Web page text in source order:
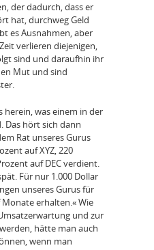
der dadurch, dass er
hat, durchweg Geld
es Ausnahmen, aber
verlieren diejenigen,
sind und daraufhin ihr
Mut und sind
herein, was einem in der
Das hört sich dann
Rat unseres Gurus
auf XYZ, 220
auf DEC verdient.
Für nur 1.000 Dollar
unseres Gurus für
erhalten.« Wie
und zur
hätte man auch
wenn man